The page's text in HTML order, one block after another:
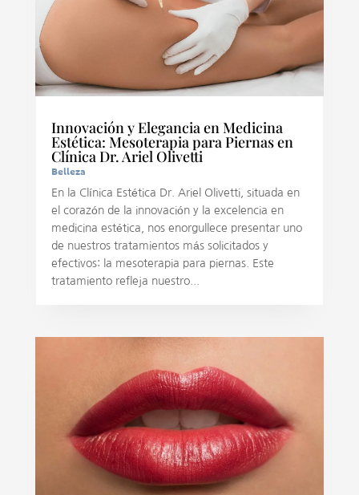
Innovación y Elegancia en Medicina
Estética: Mesoterapia para Piernas en
Clínica Dr. Ariel Olivetti
Belleza
En la Clínica Estética Dr. Ariel Olivetti, situada en
el corazón de la innovación y la excelencia en
medicina estética, nos enorgullece presentar uno
de nuestros tratamientos más solicitados y
efectivos: la mesoterapia para piernas. Este
tratamiento refleja nuestro...